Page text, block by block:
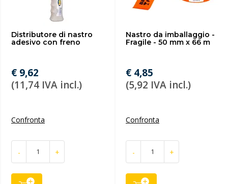
Distributore di nastro
adesivo con freno
€ 9,62
(11,74 IVA incl.)
Confronta
- +
Nastro da imballaggio -
Fragile - 50 mm x 66 m
€ 4,85
(5,92 IVA incl.)
Confronta
- +